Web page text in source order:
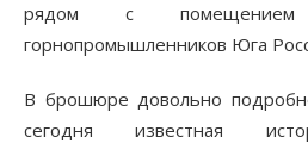
рядом с
горнопромышленников Юга
В брошюре довольно
сегодня известная